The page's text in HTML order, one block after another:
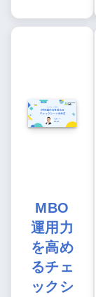
MBO
運用力
を高め
るチェ
ックシ